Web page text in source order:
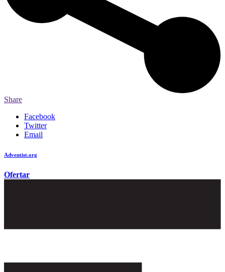
Share
Facebook
Twitter
Email
Adventist.org
Ofertar